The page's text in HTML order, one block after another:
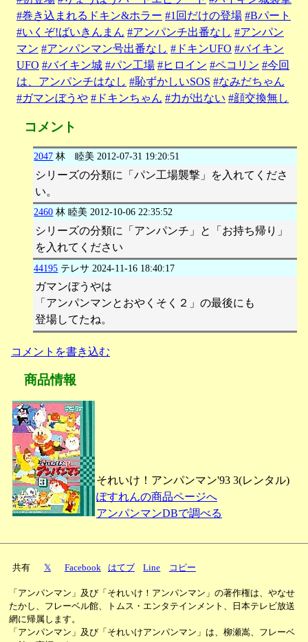
#巻き込まれるドキン&ホラー #1回だけの登場 #Bパート
#いくぞ!ばいきんまん #アンパンチ出番なし #アンパン
マン #アンパンマン号出番なし #ドキンUFO #バイキン
UFO #バイキン城 #パン工場 #ヒロイン #ペコリン #今回
は、アンパンチはなし #恥ずかしいSOS #なみだちゃん
#ガマンぼうや #ドキンちゃん #力が出ない #顔交換無し
コメント
2047 林 睦美 2012-07-31 19:20:51
シリーズの分類に「パン工場襲撃」を入れてくださ
い。
2460 林 睦美 2012-10-06 22:35:52
シリーズの分類に「アンパンチ」と「お持ち帰り」
を入れてください
44195 テレサ 2024-11-16 18:40:17
ガマンぼうやは
「アンパンマンとおやくそく２」の最後にも
登場してたね。
コメントを書き込む
商品情報
それいけ！アンパンマン'93 3(レンタル)
ぽすれんの商品ページへ
アンパンマンDBで調べる
共有 𝕏 Facebook はてブ Line コピー
「アンパンマン」及び「それいけ！アンパンマン」の著作権は、やなせ
たかし、フレーベル館、トムス・エンタテインメント、日本テレビ放送
網に帰属します。
「アンパンマン」及び「それいけアンパンマン」は、柳瀬嵩、フレーベ